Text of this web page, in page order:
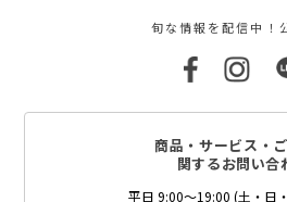
旬な情報を配信中！
商品・サービス・
関するお問い合
平日 9:00～19:00 (土・日